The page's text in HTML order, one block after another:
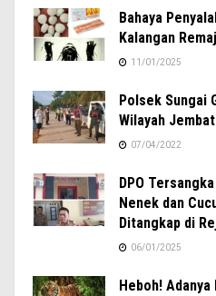
Bahaya
Kalangan
11/01/2025
Polsek Sungai
Wilayah
07/04/2022
DPO
Nenek dan
Ditangkap di
06/01/2025
Heboh!